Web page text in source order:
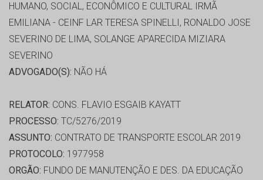
HUMANO, SOCIAL, ECONÔMICO E CULTURAL IRMÃ
EMILIANA - CEINF LAR TERESA SPINELLI, RONALDO JOSE
SEVERINO DE LIMA, SOLANGE APARECIDA MIZIARA
SEVERINO
ADVOGADO(S): NÃO HÁ
RELATOR: CONS. FLAVIO ESGAIB KAYATT
PROCESSO: TC/5276/2019
ASSUNTO: CONTRATO DE TRANSPORTE ESCOLAR 2019
PROTOCOLO: 1977958
ORGÃO: FUNDO DE MANUTENÇÃO E DES. DA EDUCAÇÃO